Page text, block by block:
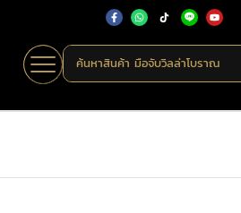
ค้นหาสินค้า มือจับวิลล่าโบราณ